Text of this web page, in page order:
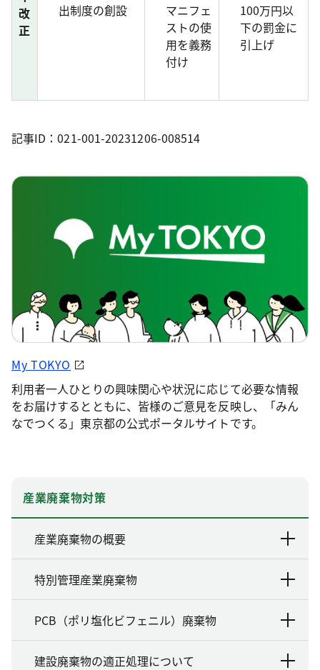
改
正
出制度の創設
マニフェ
ストの使
用を義務
付け
100万円以
下の罰金に
引上げ
記事ID：021-001-20231206-008514
My TOKYO
利用者一人ひとりの興味関心や状況に応じて必要な情報
をお届けするとともに、皆様のご意見を反映し、「みん
なでつくる」東京都の公式ポータルサイトです。
産業廃棄物対策
産業廃棄物の概要
特別管理産業廃棄物
PCB（ポリ塩化ビフェニル）廃棄物
建設廃棄物の適正処理について